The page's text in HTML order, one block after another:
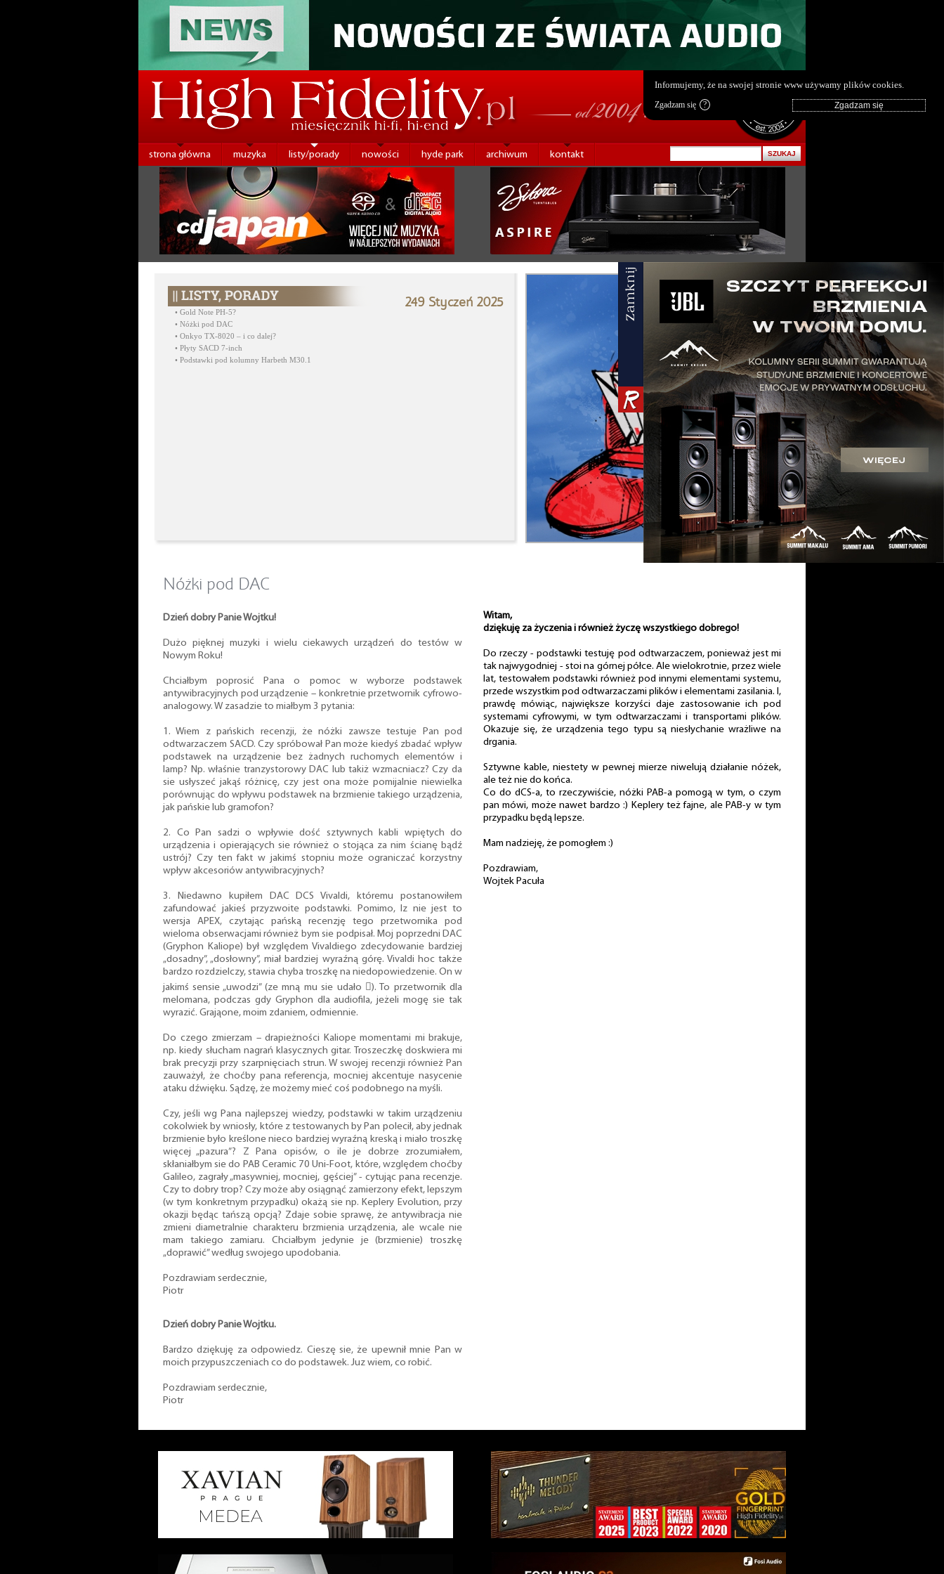
strona główna muzyka listy/porady nowości hyde park archiwum kontakt
249 Styczeń 2025
• Gold Note PH-5?
• Nóżki pod DAC
• Onkyo TX-8020 – i co dalej?
• Płyty SACD 7-inch
• Podstawki pod kolumny Harbeth M30.1
Nóżki pod DAC
Dzień dobry Panie Wojtku!
Dużo pięknej muzyki i wielu ciekawych urządzeń do testów w
Nowym Roku!
Chciałbym poprosić Pana o pomoc w wyborze podstawek
antywibracyjnych pod urządzenie – konkretnie przetwornik cyfrowo-
analogowy. W zasadzie to miałbym 3 pytania:
1. Wiem z pańskich recenzji, że nóżki zawsze testuje Pan pod
odtwarzaczem SACD. Czy spróbował Pan może kiedyś zbadać wpływ
podstawek na urządzenie bez żadnych ruchomych elementów i
lamp? Np. właśnie tranzystorowy DAC lub takiż wzmacniacz? Czy da
sie usłyszeć jakąś różnicę, czy jest ona może pomijalnie niewielka
porównując do wpływu podstawek na brzmienie takiego urządzenia,
jak pańskie lub gramofon?
2. Co Pan sadzi o wpływie dość sztywnych kabli wpiętych do
urządzenia i opierających sie również o stojąca za nim ścianę bądź
ustrój? Czy ten fakt w jakimś stopniu może ograniczać korzystny
wpływ akcesoriów antywibracyjnych?
3. Niedawno kupiłem DAC DCS Vivaldi, któremu postanowiłem
zafundować jakieś przyzwoite podstawki. Pomimo, Iz nie jest to
wersja APEX, czytając pańską recenzję tego przetwornika pod
wieloma obserwacjami również bym sie podpisał. Moj poprzedni DAC
(Gryphon Kaliope) był względem Vivaldiego zdecydowanie bardziej
„dosadny”, „dosłowny”, miał bardziej wyraźną górę. Vivaldi hoc także
bardzo rozdzielczy, stawia chyba troszkę na niedopowiedzenie. On w
jakimś sensie „uwodzi” (ze mną mu sie udało ). To przetwornik dla
melomana, podczas gdy Gryphon dla audiofila, jeżeli mogę sie tak
wyrazić. Grająone, moim zdaniem, odmiennie.
Do czego zmierzam – drapieżności Kaliope momentami mi brakuje,
np. kiedy słucham nagrań klasycznych gitar. Troszeczkę doskwiera mi
brak precyzji przy szarpnięciach strun. W swojej recenzji również Pan
zauważył, że choćby pana referencja, mocniej akcentuje nasycenie
ataku dźwięku. Sądzę, że możemy mieć coś podobnego na myśli.
Czy, jeśli wg Pana najlepszej wiedzy, podstawki w takim urządzeniu
cokolwiek by wniosły, które z testowanych by Pan polecił, aby jednak
brzmienie było kreślone nieco bardziej wyraźną kreską i miało troszkę
więcej „pazura”? Z Pana opisów, o ile je dobrze zrozumiałem,
skłaniałbym sie do PAB Ceramic 70 Uni-Foot, które, względem choćby
Galileo, zagrały „masywniej, mocniej, gęściej” - cytując pana recenzje.
Czy to dobry trop? Czy może aby osiągnąć zamierzony efekt, lepszym
(w tym konkretnym przypadku) okażą sie np. Keplery Evolution, przy
okazji będąc tańszą opcją? Zdaje sobie sprawę, że antywibracja nie
zmieni diametralnie charakteru brzmienia urządzenia, ale wcale nie
mam takiego zamiaru. Chciałbym jedynie je (brzmienie) troszkę
„doprawić” według swojego upodobania.
Pozdrawiam serdecznie,
Piotr
Witam,
dziękuję za życzenia i również życzę wszystkiego dobrego!
Do rzeczy - podstawki testuję pod odtwarzaczem, ponieważ jest mi
tak najwygodniej - stoi na górnej półce. Ale wielokrotnie, przez wiele
lat, testowałem podstawki również pod innymi elementami systemu,
przede wszystkim pod odtwarzaczami plików i elementami zasilania. I,
prawdę mówiąc, największe korzyści daje zastosowanie ich pod
systemami cyfrowymi, w tym odtwarzaczami i transportami plików.
Okazuje się, że urządzenia tego typu są niesłychanie wrażliwe na
drgania.
Sztywne kable, niestety w pewnej mierze niwelują działanie nóżek,
ale też nie do końca.
Co do dCS-a, to rzeczywiście, nóżki PAB-a pomogą w tym, o czym
pan mówi, może nawet bardzo :) Keplery też fajne, ale PAB-y w tym
przypadku będą lepsze.
Mam nadzieję, że pomogłem :)
Pozdrawiam,
Wojtek Pacuła
Dzień dobry Panie Wojtku.
Bardzo dziękuję za odpowiedz. Cieszę sie, że upewnił mnie Pan w
moich przypuszczeniach co do podstawek. Juz wiem, co robić.
Pozdrawiam serdecznie,
Piotr
Informujemy, że na swojej stronie www używamy plików cookies.
Zgadzam się ?